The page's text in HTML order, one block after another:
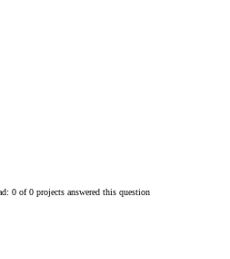
0 of 0 projects answered this question